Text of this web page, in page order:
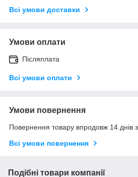
Всі умови доставки
Умови оплати
Післяплата
Всі умови оплати
Умови повернення
Повернення товару впродовж 14 днів
Всі умови повернення
Подібні товари компанії